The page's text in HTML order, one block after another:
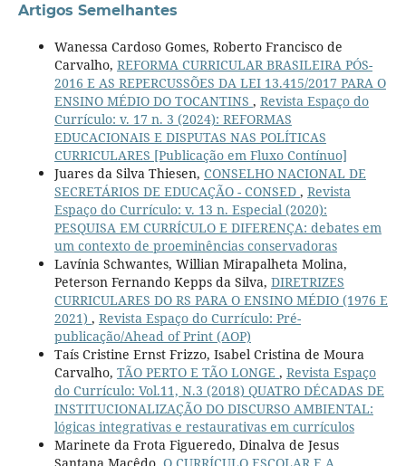
Artigos Semelhantes
Wanessa Cardoso Gomes, Roberto Francisco de
Carvalho, REFORMA CURRICULAR BRASILEIRA PÓS-
2016 E AS REPERCUSSÕES DA LEI 13.415/2017 PARA O
ENSINO MÉDIO DO TOCANTINS , Revista Espaço do
Currículo: v. 17 n. 3 (2024): REFORMAS
EDUCACIONAIS E DISPUTAS NAS POLÍTICAS
CURRICULARES [Publicação em Fluxo Contínuo]
Juares da Silva Thiesen, CONSELHO NACIONAL DE
SECRETÁRIOS DE EDUCAÇÃO - CONSED , Revista
Espaço do Currículo: v. 13 n. Especial (2020):
PESQUISA EM CURRÍCULO E DIFERENÇA: debates em
um contexto de proeminências conservadoras
Lavínia Schwantes, Willian Mirapalheta Molina,
Peterson Fernando Kepps da Silva, DIRETRIZES
CURRICULARES DO RS PARA O ENSINO MÉDIO (1976 E
2021) , Revista Espaço do Currículo: Pré-
publicação/Ahead of Print (AOP)
Taís Cristine Ernst Frizzo, Isabel Cristina de Moura
Carvalho, TÃO PERTO E TÃO LONGE , Revista Espaço
do Currículo: Vol.11, N.3 (2018) QUATRO DÉCADAS DE
INSTITUCIONALIZAÇÃO DO DISCURSO AMBIENTAL:
lógicas integrativas e restaurativas em currículos
Marinete da Frota Figueredo, Dinalva de Jesus